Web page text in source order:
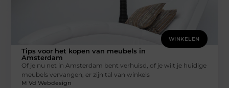
WINKELEN
Tips voor het kopen van meubels in
Amsterdam
Of je nu net in Amsterdam bent verhuisd, of je wilt je huidige
meubels vervangen, er zijn tal van winkels
M Vd Webdesign